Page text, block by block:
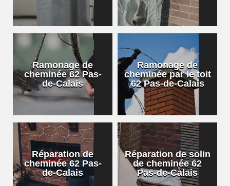
Ramonage de
cheminée 62 Pas-
de-Calais
Ramonage de
cheminée par le toit
62 Pas-de-Calais
Réparation de
cheminée 62 Pas-
de-Calais
Réparation de solin
de cheminée 62
Pas-de-Calais